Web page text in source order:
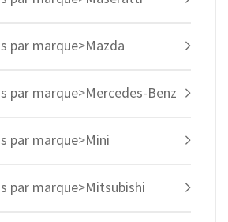
par marque>Mazda
par marque>Mercedes-Benz
par marque>Mini
par marque>Mitsubishi